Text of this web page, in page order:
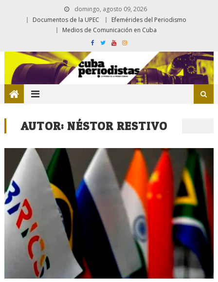
domingo, agosto 09, 2026
Documentos de la UPEC
Efemérides del Periodismo
Medios de Comunicación en Cuba
AUTOR:NÉSTOR RESTIVO